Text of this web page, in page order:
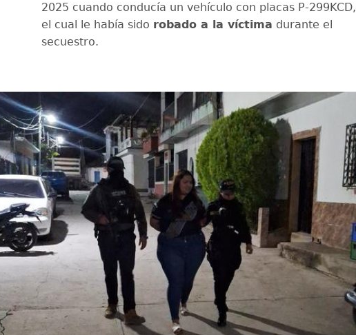
2025 cuando conducía un vehículo con placas P-299KCD,
el cual le había sido robado a la víctima durante el
secuestro.